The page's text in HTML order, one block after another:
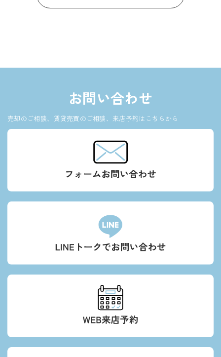
お問い合わせ
売却のご相談、賃貸売買のご相談、来店予約はこちらから